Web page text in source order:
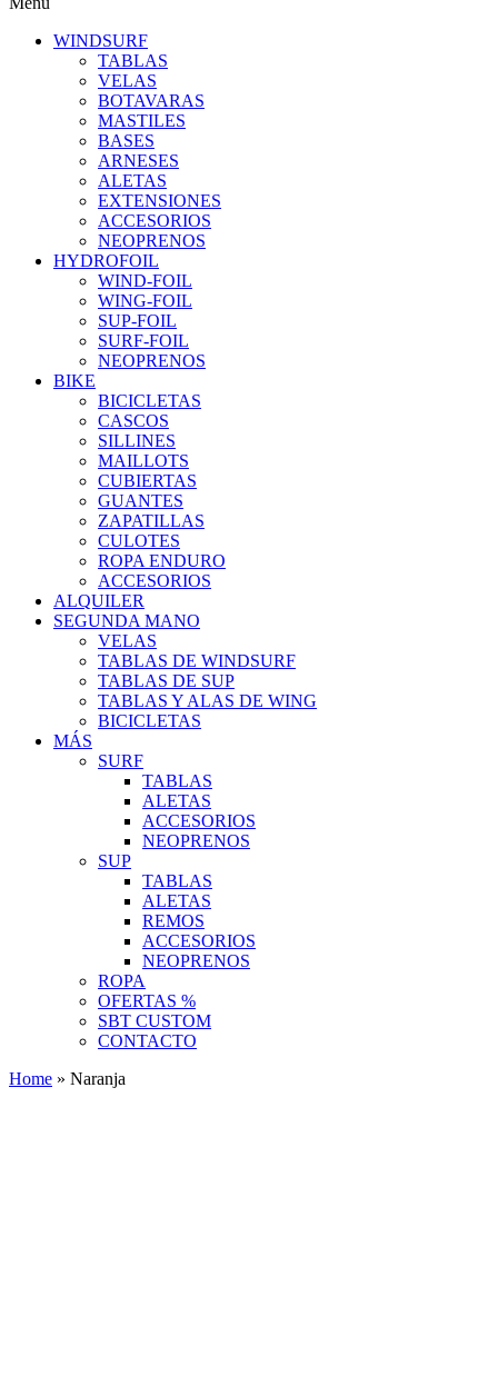
WINDSURF
TABLAS
VELAS
BOTAVARAS
MASTILES
BASES
ARNESES
ALETAS
EXTENSIONES
ACCESORIOS
NEOPRENOS
HYDROFOIL
WIND-FOIL
WING-FOIL
SUP-FOIL
SURF-FOIL
NEOPRENOS
BIKE
BICICLETAS
CASCOS
SILLINES
MAILLOTS
CUBIERTAS
GUANTES
ZAPATILLAS
CULOTES
ROPA ENDURO
ACCESORIOS
ALQUILER
SEGUNDA MANO
VELAS
TABLAS DE WINDSURF
TABLAS DE SUP
TABLAS Y ALAS DE WING
BICICLETAS
MÁS
SURF
TABLAS
ALETAS
ACCESORIOS
NEOPRENOS
SUP
TABLAS
ALETAS
REMOS
ACCESORIOS
NEOPRENOS
ROPA
OFERTAS %
SBT CUSTOM
CONTACTO
Home » Naranja